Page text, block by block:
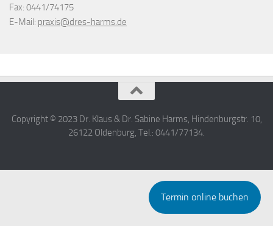
Fax: 0441/74175
E-Mail: praxis@dres-harms.de
Copyright © 2023 Dr. Klaus & Dr. Sabine Harms, Hindenburgstr. 10,
26122 Oldenburg, Tel.: 0441/77134.
Termin online buchen